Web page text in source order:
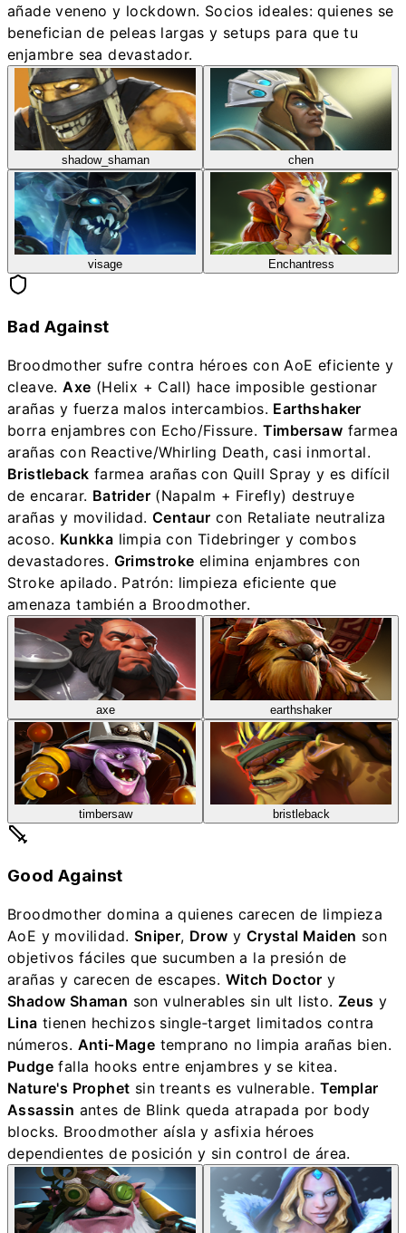
añade veneno y lockdown. Socios ideales: quienes se
benefician de peleas largas y setups para que tu
enjambre sea devastador.
shadow_shaman chen
visage Enchantress
Bad Against
Broodmother sufre contra héroes con AoE eficiente y
cleave.Axe (Helix + Call) hace imposible gestionar
arañas y fuerza malos intercambios. Earthshaker
borra enjambres con Echo/Fissure. Timbersaw farmea
arañas con Reactive/Whirling Death, casi inmortal.
Bristleback farmea arañas con Quill Spray y es difícil
de encarar. Batrider (Napalm + Firefly) destruye
arañas y movilidad. Centaur con Retaliate neutraliza
acoso. Kunkka limpia con Tidebringer y combos
devastadores. Grimstroke elimina enjambres con
Stroke apilado. Patrón: limpieza eficiente que
amenaza también a Broodmother.
axe earthshaker
timbersaw bristleback
Good Against
Broodmother domina a quienes carecen de limpieza
AoE y movilidad. Sniper, Drow y Crystal Maiden son
objetivos fáciles que sucumben a la presión de
arañas y carecen de escapes. Witch Doctor y
Shadow Shaman son vulnerables sin ult listo.Zeus y
Lina tienen hechizos single‑target limitados contra
números. Anti‑Mage temprano no limpia arañas bien.
Pudge falla hooks entre enjambres y se kitea.
Nature's Prophet sin treants es vulnerable. Templar
Assassin antes de Blink queda atrapada por body
blocks. Broodmother aísla y asfixia héroes
dependientes de posición y sin control de área.